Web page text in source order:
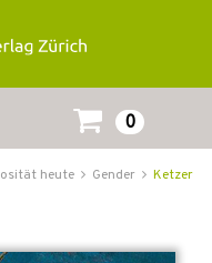
0
heute Gender
Ketzer